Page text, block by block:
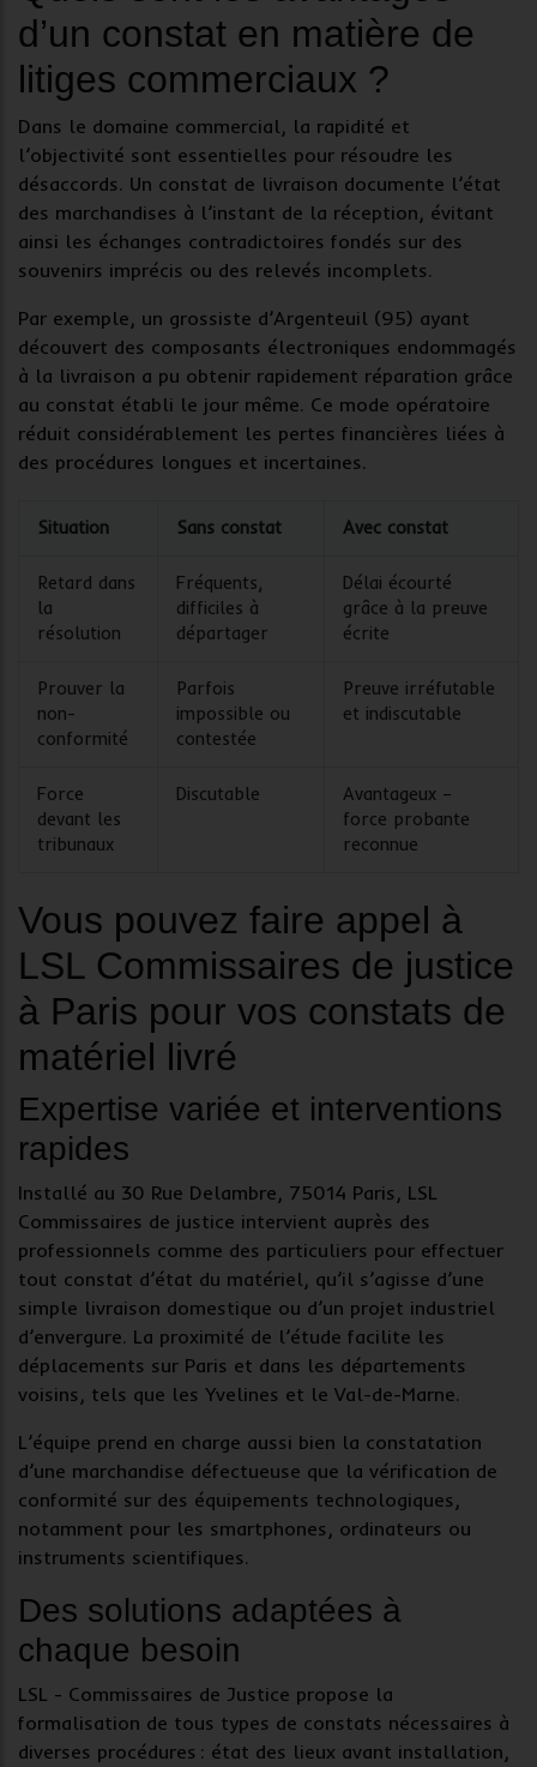
d’un constat en matière de
litiges commerciaux ?
Dans le domaine commercial, la rapidité et
l’objectivité sont essentielles pour résoudre les
désaccords. Un constat de livraison documente l’état
des marchandises à l’instant de la réception, évitant
ainsi les échanges contradictoires fondés sur des
souvenirs imprécis ou des relevés incomplets.
Par exemple, un grossiste d’Argenteuil (95) ayant
découvert des composants électroniques endommagés
à la livraison a pu obtenir rapidement réparation grâce
au constat établi le jour même. Ce mode opératoire
réduit considérablement les pertes financières liées à
des procédures longues et incertaines.
Situation Sans constat Avec constat
Retard dans
la
résolution
Fréquents,
difficiles à
départager
Délai écourté
grâce à la preuve
écrite
Prouver la
non-
conformité
Parfois
impossible ou
contestée
Preuve irréfutable
et indiscutable
Force
devant les
tribunaux
Discutable
Avantageux –
force probante
reconnue
Vous pouvez faire appel à
LSL Commissaires de justice
à Paris pour vos constats de
matériel livré
Expertise variée et interventions
rapides
Installé au 30 Rue Delambre, 75014 Paris, LSL
Commissaires de justice intervient auprès des
professionnels comme des particuliers pour effectuer
tout constat d’état du matériel, qu’il s’agisse d’une
simple livraison domestique ou d’un projet industriel
d’envergure. La proximité de l’étude facilite les
déplacements sur Paris et dans les départements
voisins, tels que les Yvelines et le Val-de-Marne.
L’équipe prend en charge aussi bien la constatation
d’une marchandise défectueuse que la vérification de
conformité sur des équipements technologiques,
notamment pour les smartphones, ordinateurs ou
instruments scientifiques.
Des solutions adaptées à
chaque besoin
LSL - Commissaires de Justice propose la
formalisation de tous types de constats nécessaires à
diverses procédures : état des lieux avant installation,